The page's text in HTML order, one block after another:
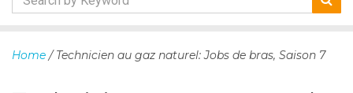
kHome / Technicien au gaz naturel: Jobs de bras, Saison 7